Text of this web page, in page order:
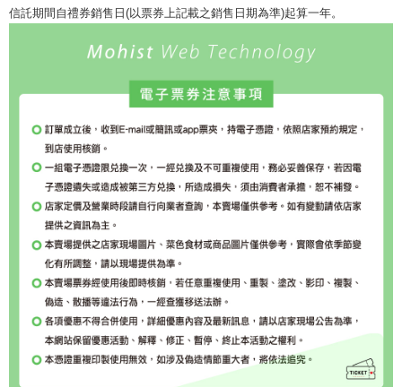
信託期間自禮券銷售日(以票券上記載之銷售日期為準)起算一年。